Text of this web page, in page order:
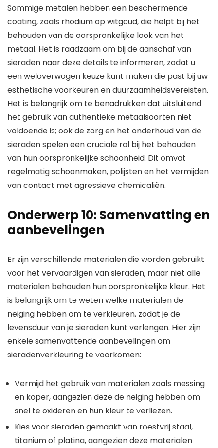
Sommige metalen hebben een beschermende
coating, zoals rhodium op witgoud, die helpt bij het
behouden van de oorspronkelijke look van het
metaal. Het is raadzaam om bij de aanschaf van
sieraden naar deze details te informeren, zodat u
een weloverwogen keuze kunt maken die past bij uw
esthetische voorkeuren en duurzaamheidsvereisten.
Het is belangrijk om te benadrukken dat uitsluitend
het gebruik van authentieke metaalsoorten niet
voldoende is; ook de zorg en het onderhoud van de
sieraden spelen een cruciale rol bij het behouden
van hun oorspronkelijke schoonheid. Dit omvat
regelmatig schoonmaken, polijsten en het vermijden
van contact met agressieve chemicaliën.
Onderwerp 10: Samenvatting en
aanbevelingen
Er zijn verschillende materialen die worden gebruikt
voor het vervaardigen van sieraden, maar niet alle
materialen behouden hun oorspronkelijke kleur. Het
is belangrijk om te weten welke materialen de
neiging hebben om te verkleuren, zodat je de
levensduur van je sieraden kunt verlengen. Hier zijn
enkele samenvattende aanbevelingen om
sieradenverkleuring te voorkomen:
Vermijd het gebruik van materialen zoals messing
en koper, aangezien deze de neiging hebben om
snel te oxideren en hun kleur te verliezen.
Kies voor sieraden gemaakt van roestvrij staal,
titanium of platina, aangezien deze materialen